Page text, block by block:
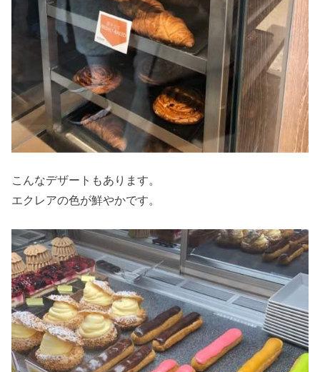
こんなデザートもあります。
エクレアの色が鮮やかです。